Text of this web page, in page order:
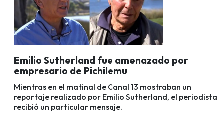
Emilio Sutherland fue amenazado por
empresario de Pichilemu
Mientras en el matinal de Canal 13 mostraban un
reportaje realizado por Emilio Sutherland, el periodista
recibió un particular mensaje.